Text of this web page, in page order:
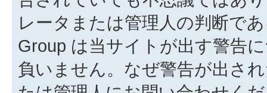
レータまたは管理人の判断で
Group は当サイトが出す警告
負いません。なぜ警告が出さ